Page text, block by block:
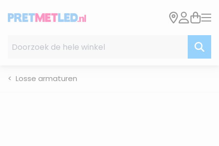
Losse armaturen